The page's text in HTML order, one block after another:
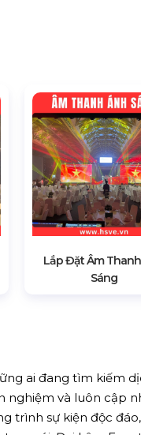
Lắp Đặt Âm
Sáng
ai đang tìm kiếm
nghiệm và luôn cập
trình sự kiện độc